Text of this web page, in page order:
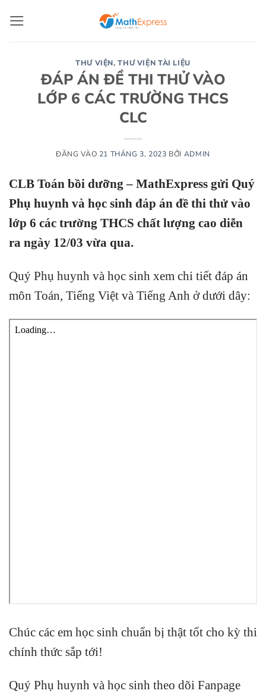
qua
THƯ VIỆN,THƯ VIỆN TÀI LIỆU
ĐÁP ÁN ĐỀ THI THỬ VÀO
LỚP 6 CÁC TRƯỜNG THCS
CLC
ĐĂNG VÀO 21 THÁNG 3, 2023 BỞI ADMIN
CLB Toán bồi dưỡng – MathExpress gửi Quý
Phụ huynh và học sinh đáp án đề thi thử vào
lớp 6 các trường THCS chất lượng cao diễn
ra ngày 12/03 vừa qua.
Quý Phụ huynh và học sinh xem chi tiết đáp án
môn Toán, Tiếng Việt và Tiếng Anh ở dưới dây:
Chúc các em học sinh chuẩn bị thật tốt cho kỳ thi
chính thức sắp tới!
Quý Phụ huynh và học sinh theo dõi Fanpage